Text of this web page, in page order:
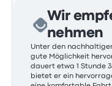
Wir
nehmen
Unter den
gute Möglichkeit
dauert etwa 1 Stunde
bietet er ein